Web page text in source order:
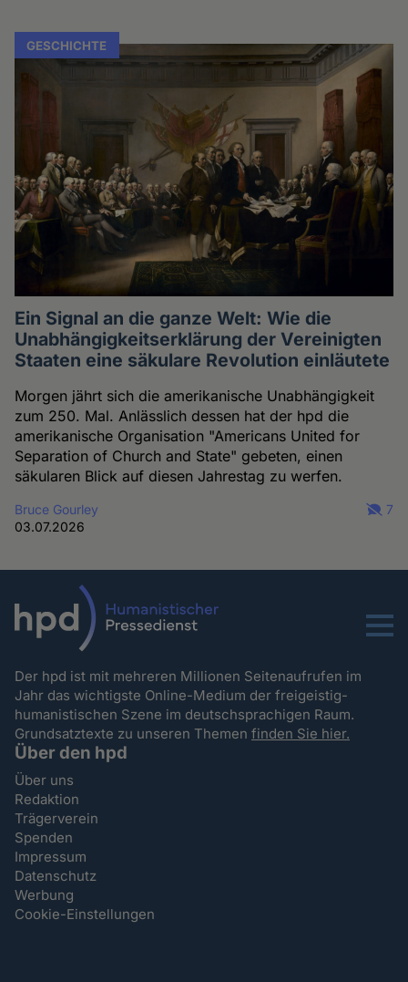
GESCHICHTE
Ein Signal an die ganze Welt: Wie die
Unabhängigkeitserklärung der Vereinigten
Staaten eine säkulare Revolution einläutete
Morgen jährt sich die amerikanische Unabhängigkeit
zum 250. Mal. Anlässlich dessen hat der hpd die
amerikanische Organisation "Americans United for
Separation of Church and State" gebeten, einen
säkularen Blick auf diesen Jahrestag zu werfen.
Bruce Gourley
03.07.2026
7
Menu
Der hpd ist mit mehreren Millionen Seitenaufrufen im
Jahr das wichtigste Online-Medium der freigeistig-
humanistischen Szene im deutschsprachigen Raum.
Grundsatztexte zu unseren Themenfinden Sie hier.
Über den hpd
Über uns
Redaktion
Trägerverein
Spenden
Impressum
Datenschutz
Werbung
Cookie-Einstellungen